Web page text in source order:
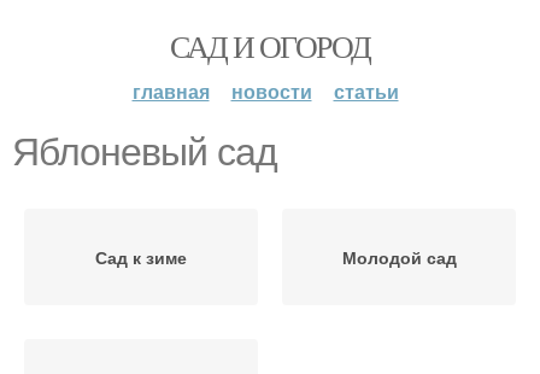
САД И ОГОРОД
главная новости статьи
Яблоневый сад
Сад к зиме Молодой сад